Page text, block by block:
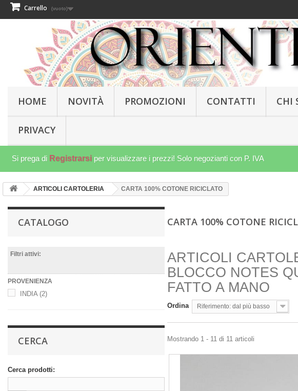
Carrello (vuoto)
HOME NOVITÀ PROMOZIONI CONTATTI CHI
PRIVACY
Si prega di Registrarsi per visualizzare i prezzi! Solo negozianti con P. IVA
ARTICOLI CARTOLERIA CARTA 100% COTONE RICICLATO
CATALOGO
Filtri attivi:
PROVENIENZA
INDIA(2)
CERCA
Cerca prodotti:
CARTA 100% COTONE
ARTICOLI
BLOCCO NOTES
FATTO A MANO
Ordina Riferimento: dal più basso
Mostrando 1 - 11 di 11 articoli